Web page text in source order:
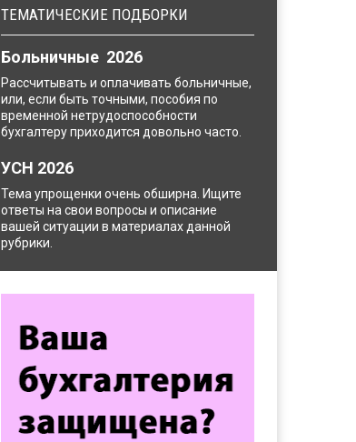
ТЕМАТИЧЕСКИЕ ПОДБОРКИ
Больничные 2026
Рассчитывать и оплачивать больничные,
или, если быть точными, пособия по
временной нетрудоспособности
бухгалтеру приходится довольно часто.
УСН 2026
Тема упрощенки очень обширна. Ищите
ответы на свои вопросы и описание
вашей ситуации в материалах данной
рубрики.